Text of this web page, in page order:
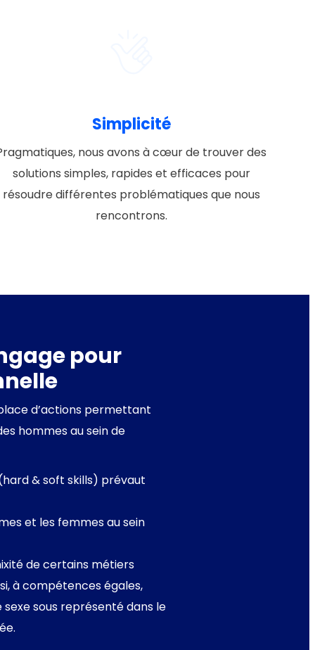
Simplicité
nous avons à cœur de trouver des
solutions simples, rapides et efficaces pour
résoudre différentes problématiques que nous
rencontrons.
pour
d’actions permettant
hommes au sein de
& soft skills) prévaut
et les femmes au sein
de certains métiers
à compétences égales,
sous représenté dans le